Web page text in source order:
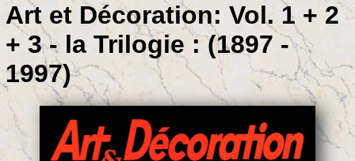
Art et Décoration: Vol. 1 + 2
+ 3 - la Trilogie : (1897 -
1997)